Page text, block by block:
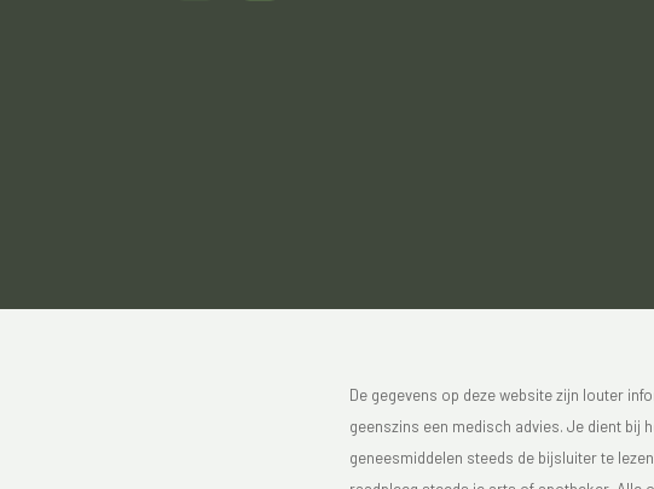
De gegevens op deze website zijn louter
geenszins een medisch advies. Je dient bij
geneesmiddelen steeds de bijsluiter te